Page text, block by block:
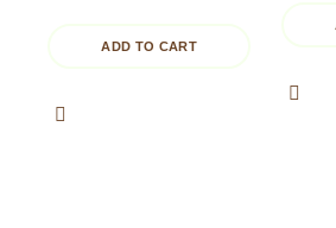
ADD TO CART